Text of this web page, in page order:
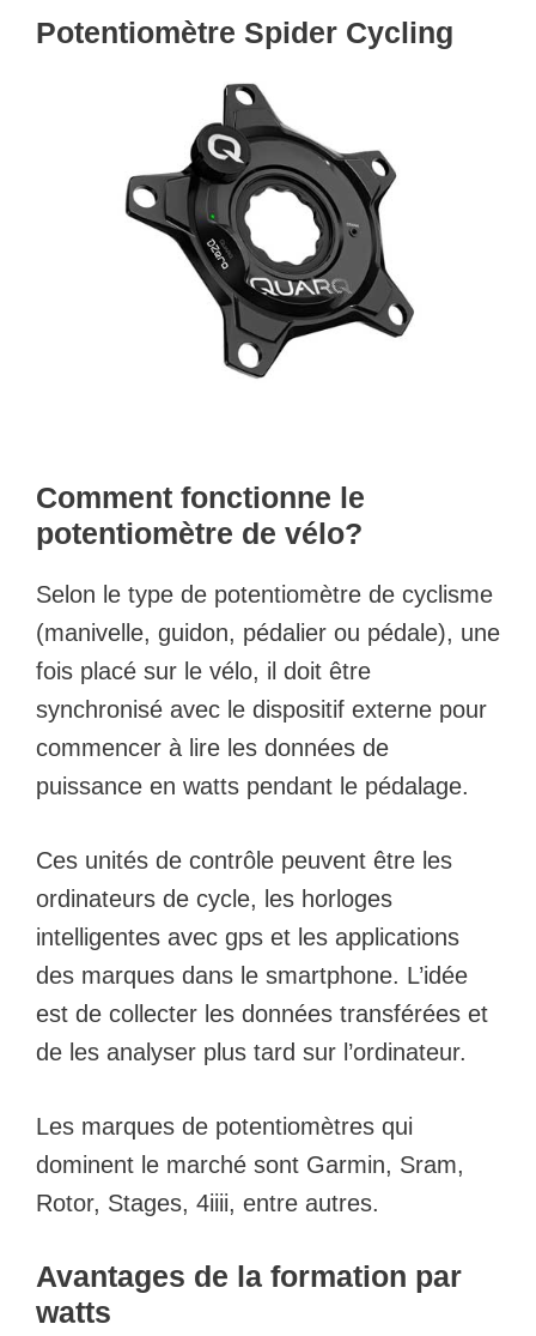
Potentiomètre Spider Cycling
Comment fonctionne le
potentiomètre de vélo?
Selon le type de potentiomètre de cyclisme
(manivelle, guidon, pédalier ou pédale), une
fois placé sur le vélo, il doit être
synchronisé avec le dispositif externe pour
commencer à lire les données de
puissance en watts pendant le pédalage.
Ces unités de contrôle peuvent être les
ordinateurs de cycle, les horloges
intelligentes avec gps et les applications
des marques dans le smartphone. L’idée
est de collecter les données transférées et
de les analyser plus tard sur l’ordinateur.
Les marques de potentiomètres qui
dominent le marché sont Garmin, Sram,
Rotor, Stages, 4iiii, entre autres.
Avantages de la formation par
watts